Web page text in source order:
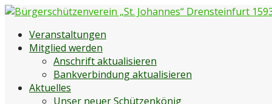
Zum
springenVeranstaltungen
Mitglied werden
Anschrift aktualisieren
Bankverbindung aktualisieren
Aktuelles
Unser neuer Schützenkönig